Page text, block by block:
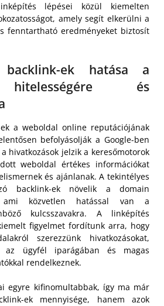
lépései közül kiemelten
amely segít elkerülni a
fenntartható eredményeket biztosít
ek hatása a
és
a weboldal online reputációjának
befolyásolják a Google-ben
hivatkozások jelzik a keresőmotorok
weboldal értékes információkat
és ajánlanak. A tekintélyes
backlink-ek növelik a domain
közvetlen hatással van a
kulcsszavakra. A linképítés
figyelmet fordítunk arra, hogy
szerezzünk hivatkozásokat,
az ügyfél iparágában és magas
rendelkeznek.
egyre kifinomultabbak, így ma már
ek mennyisége, hanem azok